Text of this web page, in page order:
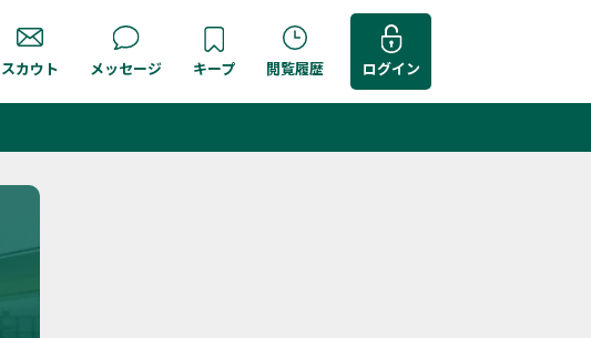
スカウト メッセージ キープ 閲覧履歴 ログイン